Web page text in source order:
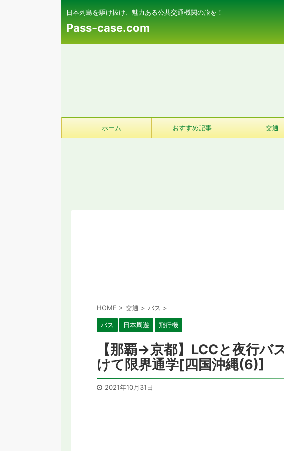
日本列島を駆け抜け、魅力ある公共交通機関の旅を！
Pass-case.com
ホーム おすすめ記事 交通
HOME > 交通 > バス >
バス 日本周遊 飛行機
【那覇→京都】LCCと夜行バ
けて限界通学[四国沖縄(6)]
2021年10月31日